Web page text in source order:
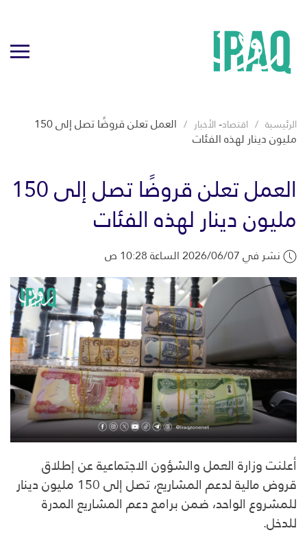
الرئيسية اقتصاد-الأخبار العمل تعلن قروضًا تصل إلى 150
مليون دينار لهذه الفئات
العمل تعلن قروضًا تصل إلى 150
مليون دينار لهذه الفئات
نشر في 2026/06/07 الساعة 10:28 ص
أعلنت وزارة العمل والشؤون الاجتماعية عن إطلاق
قروض مالية لدعم المشاريع، تصل إلى 150 مليون دينار
للمشروع الواحد، ضمن برامج دعم المشاريع المدرة
للدخل.